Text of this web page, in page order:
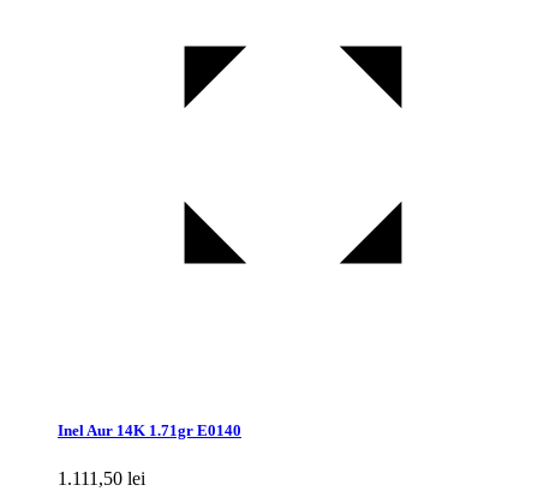
Inel Aur 14K 1.71gr E0140
1.111,50 lei